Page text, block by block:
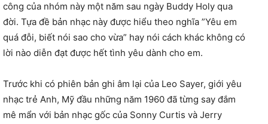
công của nhóm này một năm sau ngày Buddy Holy qua
đời. Tựa đề bản nhạc này được hiểu theo nghĩa ”Yêu em
quá đỗi, biết nói sao cho vừa” hay nói cách khác không có
lời nào diễn đạt được hết tình yêu dành cho em.
Trước khi có phiên bản ghi âm lại của Leo Sayer, giới yêu
nhạc trẻ Anh, Mỹ đầu những năm 1960 đã từng say đắm
mê mẩn với bản nhạc gốc của Sonny Curtis và Jerry